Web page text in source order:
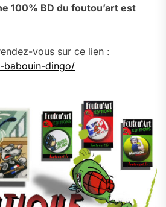
100% BD du foutou’art est
vous sur ce lien :
babouin-dingo/